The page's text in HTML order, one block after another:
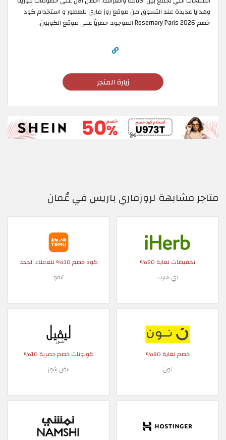
وهدايا عديدة عند التسوق من موقع روز ماري للعطور و استخدام كود
خصم Rosemary Paris 2026 الموجود حصرياً على موقع الكوبون.
زيارة المتجر
متاجر مشابهة لروزماري باريس في عُمان
تخفيضات لغاية 50%
اي هيرب
كود خصم 30% للعملاء الجدد
تيمو
خصم لغاية 80%
نون
كوبونات خصم حصرية 10%
ليفل شوز